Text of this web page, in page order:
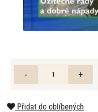
Přidat do oblíbených